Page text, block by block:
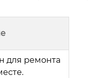
для ремонта